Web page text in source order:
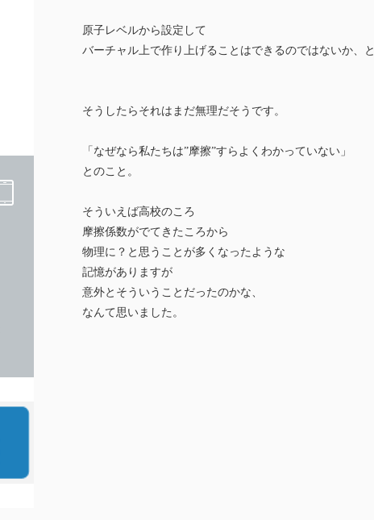
原子レベルから設定して
バーチャル上で作り上げることはできるのではないか、と
そうしたらそれはまだ無理だそうです。
「なぜなら私たちは”摩擦”すらよくわかっていない」
とのこと。
そういえば高校のころ
摩擦係数がでてきたころから
物理に？と思うことが多くなったような
記憶がありますが
意外とそういうことだったのかな、
なんて思いました。